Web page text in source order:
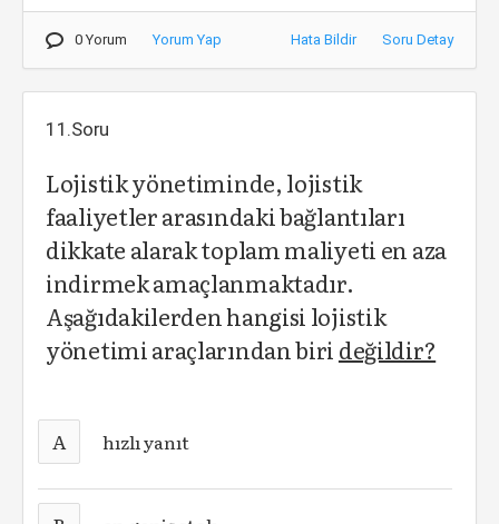
0 Yorum Yorum Yap Hata Bildir Soru Detay
11.Soru
Lojistik yönetiminde, lojistik
faaliyetler arasındaki bağlantıları
dikkate alarak toplam maliyeti en aza
indirmek amaçlanmaktadır.
Aşağıdakilerden hangisi lojistik
yönetimi araçlarından biri değildir?
A hızlı yanıt